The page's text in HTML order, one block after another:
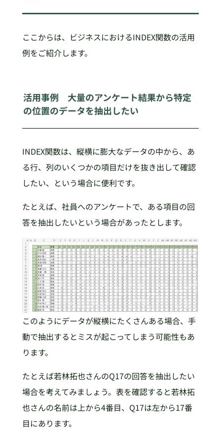
ここからは、ビジネスにおけるINDEX関数の活用
例をご紹介します。
活用事例 大量のアンケート結果から特定
の位置のデータを抽出したい
INDEX関数は、縦横に膨大なデータの中から、あ
る行、列のいくつかの項目だけを抜き出して確認
したい、という場合に便利です。
たとえば、社員へのアンケートで、ある項目の回
答を抽出したいという場合があったとします。
このようにデータが縦横にたくさんある場合、手
動で抽出するとミスが起こってしまう可能性もあ
ります。
たとえば若林拓也さんのQ17の回答を抽出したい
場合を考えてみましょう。表を確認すると若林拓
也さんの名前は上から4番目、Q17は左から17番
目にあります。